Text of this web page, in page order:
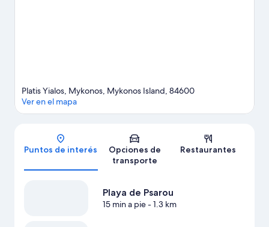
Mapa
Platis Yialos, Mykonos, Mykonos Island, 84600
Ver en el mapa
Puntos de interés
Opciones de
transporte
Restaurantes
Playa de Psarou
15 min a pie- 1.3 km